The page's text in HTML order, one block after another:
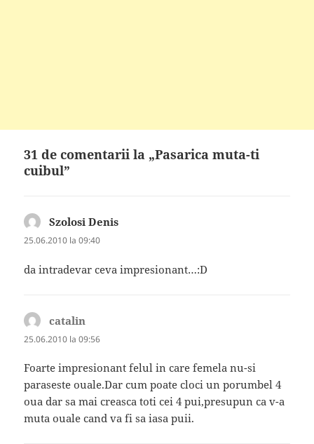
31 de comentarii la „Pasarica muta-ti
cuibul”
Szolosi Denis
25.06.2010 la 09:40
da intradevar ceva impresionant…:D
catalin
25.06.2010 la 09:56
Foarte impresionant felul in care femela nu-si
paraseste ouale.Dar cum poate cloci un porumbel 4
oua dar sa mai creasca toti cei 4 pui,presupun ca v-a
muta ouale cand va fi sa iasa puii.